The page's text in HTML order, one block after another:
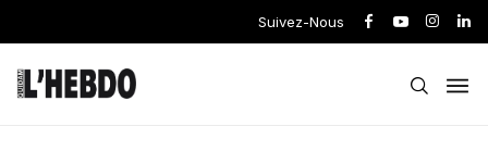
Suivez-Nous